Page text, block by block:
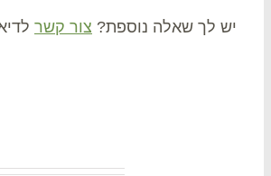
יש לך שאלה נוספת? צור קשר